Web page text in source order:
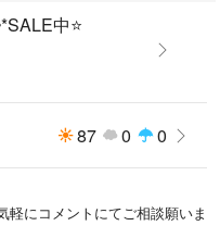
も。
中⭐️
87 0 0
にコメントにてご相談願いま